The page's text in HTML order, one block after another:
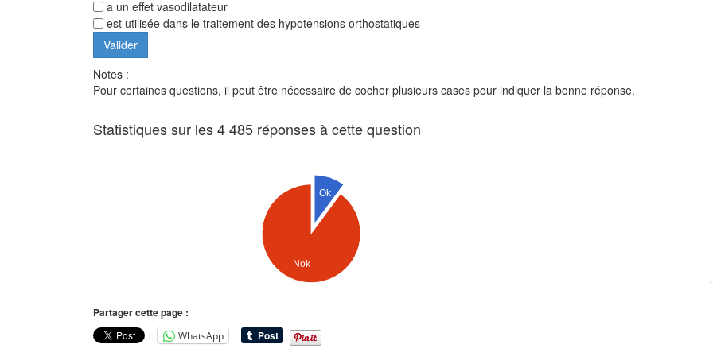
a un effet vasodilatateur
est utilisée dans le traitement des hypotensions orthostatiques
Notes :
Pour certaines questions, il peut être nécessaire de cocher plusieurs cases pour indiquer la bonne réponse.
Statistiques sur les 4 485 réponses à cette question
Ok
Nok
Partager cette page :
WhatsApp